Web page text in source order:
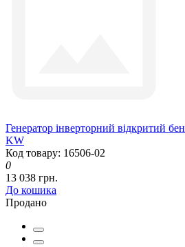
Генератор інверторний відкритий
KW
Код товару: 16506-02
0
13 038 грн.
До кошика
Продано